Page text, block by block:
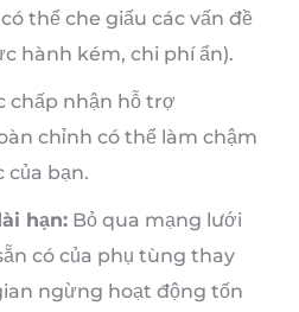
thể che giấu các vấn đề
hành kém, chi phí ẩn).
chấp nhận hỗ trợ
chỉnh có thể làm chậm
bạn.
hạn: Bỏ qua mạng lưới
có của phụ tùng thay
ngừng hoạt động tốn